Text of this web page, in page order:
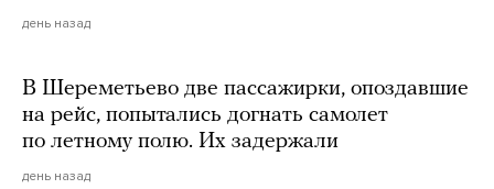
день назад
В Шереметьево две пассажирки, опоздавшие
на рейс, попытались догнать самолет
по летному полю. Их задержали
день назад